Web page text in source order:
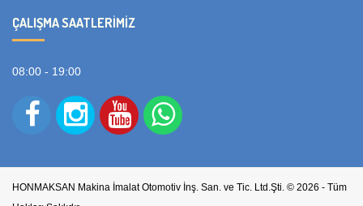
ÇALIŞMA SAATLERIMIZ
08:00 - 19:00
HONMAKSAN Makina İmalat Otomotiv İnş. San. ve Tic. Ltd.Şti. © 2026 - Tüm